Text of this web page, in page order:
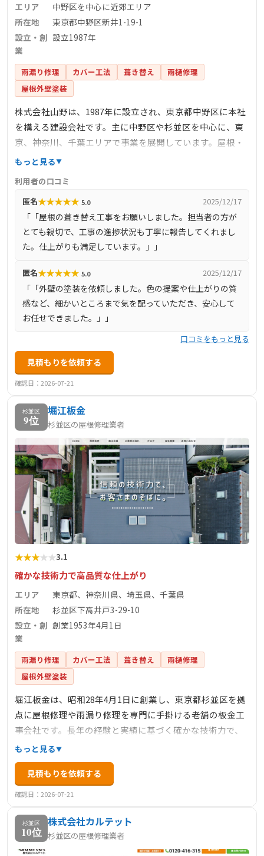
エリア
中野区を中心に近郊エリア
所在地
東京都中野区新井1-19-1
設立・創
業
設立1987年
雨漏り修理 カバー工法 葺き替え
雨樋修理
屋根外壁塗装
株式会社山野は、1987年に設立され、東京都中野区に本社
を構える建設会社です。主に中野区や杉並区を中心に、東
京、神奈川、千葉エリアで事業を展開しています。屋根・
外壁リフォーム、内装リフォーム、エクステリア工事、キ
築工事、新築工事など、住まいに関する幅広いサービスを
提供しています。お客様の生活・暮らしを中心に考え、単
なる設備取替えではなく、住まいの性能を向上させ、より
住みよくすることをモットーとしています。きめ細かな対
応とアフターケアを含めた高品質なサービスを提供し、施
す。
もっと見る
利用者の口コミ
匿名★★★★★ 5.0 2025/12/17
「「屋根の葺き替え工事をお願いしました。担当者の方が
とても親切で、工事の進捗状況も丁寧に報告してくれまし
た。仕上がりも満足しています。」」
匿名★★★★★ 5.0 2025/12/17
「「外壁の塗装を依頼しました。色の提案や仕上がりの質
感など、細かいところまで気を配っていただき、安心して
お任せできました。」」
口コミをもっと見る
見積もりを依頼する
確認日：2026-07-21
杉並区
9位
堀江板金
杉並区の屋根修理業者
★★★★★3.1
確かな技術力で高品質な仕上がり
エリア
東京都、神奈川県、埼玉県、千葉県
所在地
杉並区下高井戸3-29-10
設立・創
業
創業1953年4月1日
雨漏り修理 カバー工法 葺き替え
雨樋修理
屋根外壁塗装
堀江板金は、昭和28年4月1日に創業し、東京都杉並区を拠
点に屋根修理や雨漏り修理を専門に手掛ける老舗の板金工
事会社です。長年の経験と実績に基づく確かな技術力で、
高品質な仕上がりを提供しています。また、ドローンを活
用した空撮による検査を行い、徹底した安全対策と最新の
技術を取り入れています。東京都板金工業組合にも加盟し
ており、信頼性の高いサービスを提供しています。対応エ
リアは東京都、神奈川県、埼玉県、千葉県と広範囲にわた
り、地域に密着したサービスを展開しています。無料診断
も実施しており、屋根や雨樋の修理・点検を検討されてい
る方は、一度相談されることをおすすめします。
もっと見る
見積もりを依頼する
確認日：2026-07-21
杉並区
10位
株式会社カルテット
杉並区の屋根修理業者